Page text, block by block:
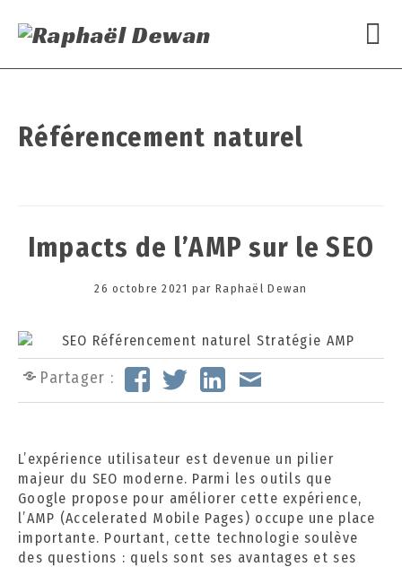
Référencement naturel
Impacts de l’AMP sur le SEO
Posted
26 octobre 2021 2
c
b
2
0
2
4
par Raphaël Dewan
Partager :
L’expérience utilisateur est devenue un pilier
majeur du SEO moderne. Parmi les outils que
Google propose pour améliorer cette expérience,
l’AMP (Accelerated Mobile Pages) occupe une place
importante. Pourtant, cette technologie soulève
des questions : quels sont ses avantages et ses